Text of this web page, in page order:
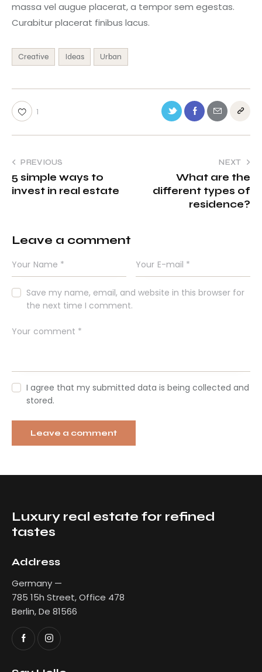
massa vel augue placerat, a tempor sem egestas.
Curabitur placerat finibus lacus.
Creative Ideas Urban
1
PREVIOUS
5 simple ways to
invest in real estate
NEXT
What are the
different types of
residence?
Leave a comment
Save my name, email, and website in this browser for
the next time I comment.
I agree that my submitted data is being collected and
stored.
Luxury real estate for refined
tastes
Address
Germany —
785 15h Street, Office 478
Berlin, De 81566